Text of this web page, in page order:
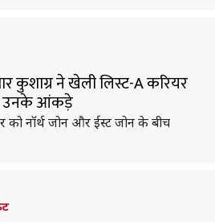
कुशाग्र ने खेली लिस्ट-A करियर
उनके आंकड़े
को नॉर्थ जोन और ईस्ट जोन के बीच